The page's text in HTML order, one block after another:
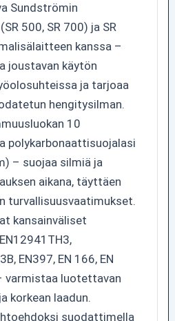
Sundströmin
500, SR 700) ja SR
kanssa –
joustavan käytön
ja tarjoaa
hengitysilman.
10
polykarbonaattisuojalasi
– suojaa silmiä ja
aikana, täyttäen
turvallisuusvaatimukset.
kansainväliset
EN397, EN 166, EN
varmistaa luotettavan
korkean laadun.
suodattimella